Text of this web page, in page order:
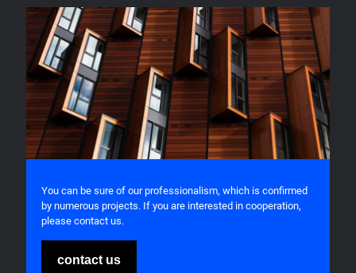
You can be sure of our professionalism, which is confirmed
by numerous projects. If you are interested in cooperation,
please contact us.
contact us